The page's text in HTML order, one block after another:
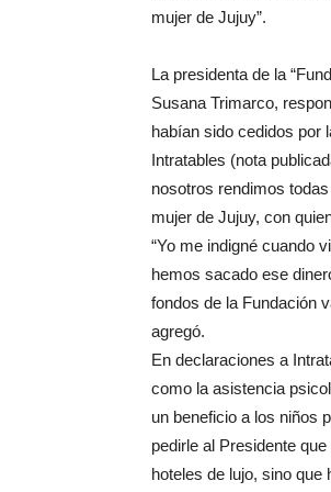
mujer de Jujuy”.
La presidenta de la
Susana Trimarco,
habían sido cedidos por
Intratables (nota
nosotros rendimos
mujer de Jujuy, con
“Yo me indigné cuando
hemos sacado ese
fondos de la Fundación
agregó.
En declaraciones a
como la asistencia
un beneficio a los niños
pedirle al Presidente
hoteles de lujo, sino que